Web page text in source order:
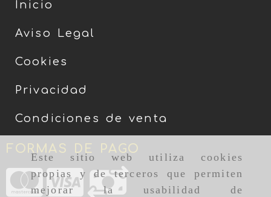
Este sitio web utiliza cookies
propias y de terceros que permiten
mejorar la usabilidad de
Inicio
Aviso Legal
Cookies
Privacidad
Condiciones de venta
FORMAS DE PAGO